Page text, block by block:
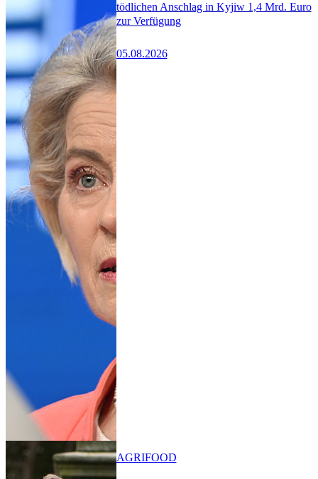
tödlichen Anschlag in Kyjiw 1,4 Mrd. Euro
zur Verfügung
05.08.2026
AGRIFOOD